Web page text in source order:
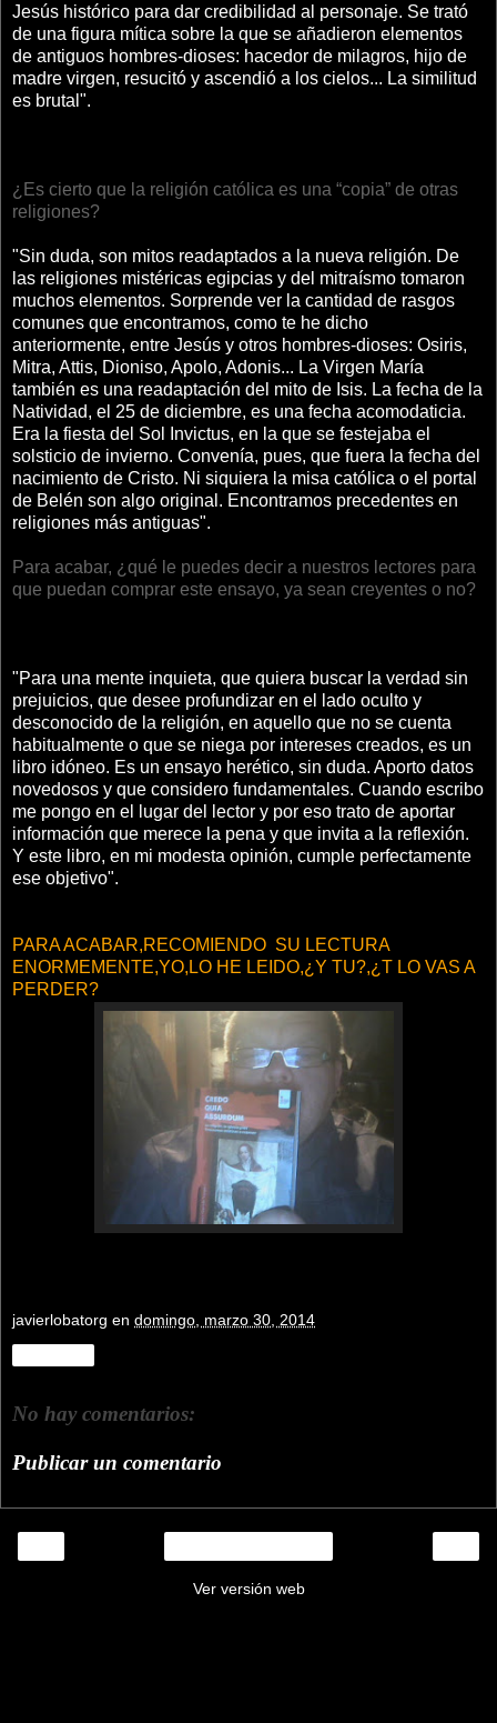
Jesús histórico para dar credibilidad al personaje. Se trató
de una figura mítica sobre la que se añadieron elementos
de antiguos hombres-dioses: hacedor de milagros, hijo de
madre virgen, resucitó y ascendió a los cielos... La similitud
es brutal".
¿Es cierto que la religión católica es una “copia” de otras
religiones?
"Sin duda, son mitos readaptados a la nueva religión. De
las religiones mistéricas egipcias y del mitraísmo tomaron
muchos elementos. Sorprende ver la cantidad de rasgos
comunes que encontramos, como te he dicho
anteriormente, entre Jesús y otros hombres-dioses: Osiris,
Mitra, Attis, Dioniso, Apolo, Adonis... La Virgen María
también es una readaptación del mito de Isis. La fecha de la
Natividad, el 25 de diciembre, es una fecha acomodaticia.
Era la fiesta del Sol Invictus, en la que se festejaba el
solsticio de invierno. Convenía, pues, que fuera la fecha del
nacimiento de Cristo. Ni siquiera la misa católica o el portal
de Belén son algo original. Encontramos precedentes en
religiones más antiguas".
Para acabar, ¿qué le puedes decir a nuestros lectores para
que puedan comprar este ensayo, ya sean creyentes o no?
"Para una mente inquieta, que quiera buscar la verdad sin
prejuicios, que desee profundizar en el lado oculto y
desconocido de la religión, en aquello que no se cuenta
habitualmente o que se niega por intereses creados, es un
libro idóneo. Es un ensayo herético, sin duda. Aporto datos
novedosos y que considero fundamentales. Cuando escribo
me pongo en el lugar del lector y por eso trato de aportar
información que merece la pena y que invita a la reflexión.
Y este libro, en mi modesta opinión, cumple perfectamente
ese objetivo".
PARA ACABAR,RECOMIENDO SU LECTURA
ENORMEMENTE,YO,LO HE LEIDO,¿Y TU?,¿T LO VAS A
PERDER?
javierlobatorg en domingo, marzo 30, 2014
No hay comentarios:
Publicar un comentario
Ver versión web